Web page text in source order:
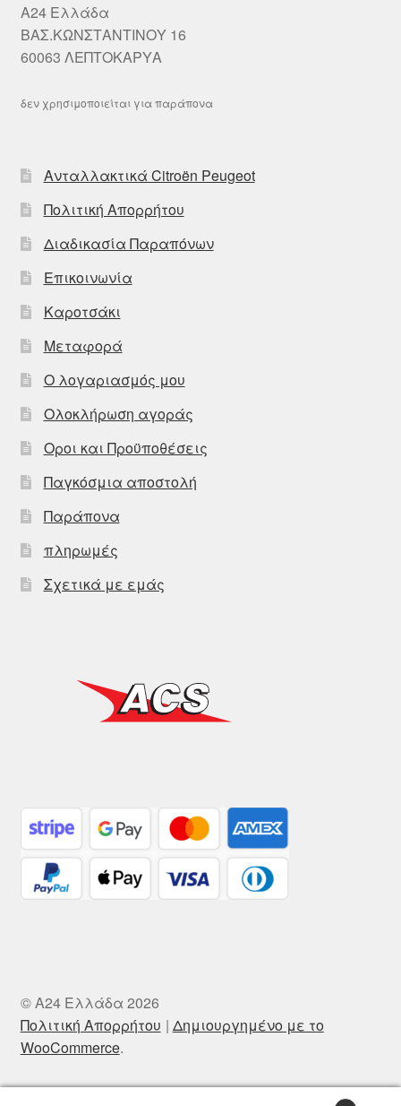
A24 Ελλάδα
ΒΑΣ.ΚΩΝΣΤΑΝΤΙΝΟΥ 16
60063 ΛΕΠΤΟΚΑΡΥΑ
δεν χρησιμοποιείται για παράπονα
Ανταλλακτικά Citroën Peugeot
Πολιτική Απορρήτου
Διαδικασία Παραπόνων
Επικοινωνία
Καροτσάκι
Μεταφορά
Ο λογαριασμός μου
Ολοκλήρωση αγοράς
Οροι και Προϋποθέσεις
Παγκόσμια αποστολή
Παράπονα
πληρωμές
Σχετικά με εμάς
© A24 Ελλάδα 2026
Πολιτική Απορρήτου
Δημιουργημένο με το
WooCommerce.